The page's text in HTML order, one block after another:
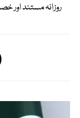
روزانہ مستند